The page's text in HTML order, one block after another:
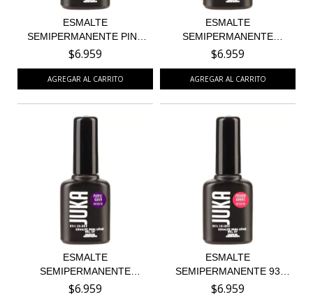
ESMALTE
SEMIPERMANENTE PINK
CAKE 59
$6.959
ESMALTE
SEMIPERMANENTE
METALLIC GLITTER...
$6.959
ESMALTE
SEMIPERMANENTE
PURPLE QUEEN 92
$6.959
ESMALTE
SEMIPERMANENTE 93
FASHION DIARIE...
$6.959